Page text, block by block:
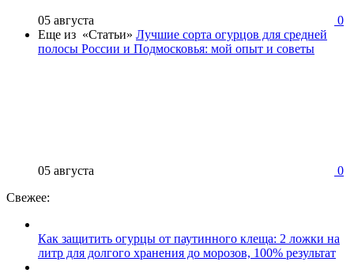
05 августа
0
Еще из «Статьи» Лучшие сорта огурцов для средней
полосы России и Подмосковья: мой опыт и советы
05 августа
0
Свежее:
Как защитить огурцы от паутинного клеща: 2 ложки на
литр для долгого хранения до морозов, 100% результат